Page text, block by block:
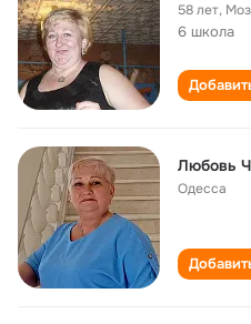
58 лет,
6 школа
Любовь
Одесса